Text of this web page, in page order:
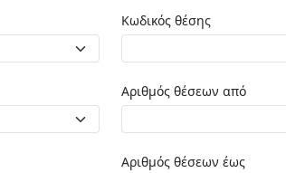
Κωδικός θέσης
Αριθμός θέσεων από
Αριθμός θέσεων έως